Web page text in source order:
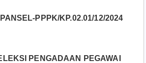
PPPK/KP.02.01/12/2024
PENGADAAN PEGAWAI